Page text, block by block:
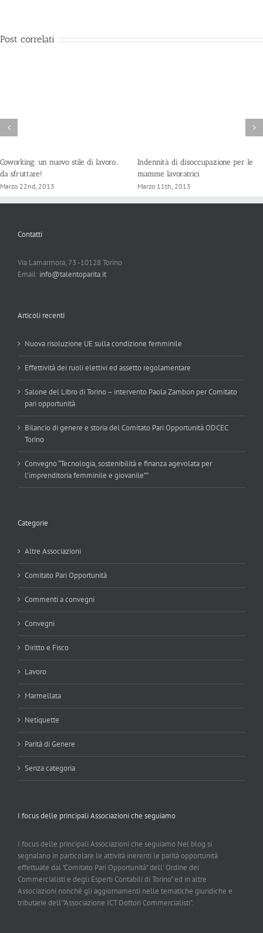
Post correlati
Coworking: un nuovo stile di lavoro…
da sfruttare!
Marzo 22nd, 2013
Indennità di disoccupazione per le
mamme lavoratrici
Marzo 11th, 2013
Contatti
Via Lamarmora, 73 -10128 Torino
Email: info@talentoparita.it
Articoli recenti
Nuova risoluzione UE sulla condizione femminile
Effettività dei ruoli elettivi ed assetto regolamentare
Salone del Libro di Torino – intervento Paola Zambon per Comitato
pari opportunità
Bilancio di genere e storia del Comitato Pari Opportunità ODCEC
Torino
Convegno “Tecnologia, sostenibilità e finanza agevolata per
l’imprenditoria femminile e giovanile””
Categorie
Altre Associazioni
Comitato Pari Opportunità
Commenti a convegni
Convegni
Diritto e Fisco
Lavoro
Marmellata
Netiquette
Parità di Genere
Senza categoria
I focus delle principali Associazioni che seguiamo
I focus delle principali Associazioni che seguiamo Nel blog si
segnalano in particolare le attività inerenti le parità opportunità
effettuate dal "Comitato Pari Opportunità" dell' Ordine dei
Commercialisti e degli Esperti Contabili di Torino" ed in altre
Associazioni nonchè gli aggiornamenti nelle tematiche giuridiche e
tributarie dell'"Associazione ICT Dottori Commercialisti".